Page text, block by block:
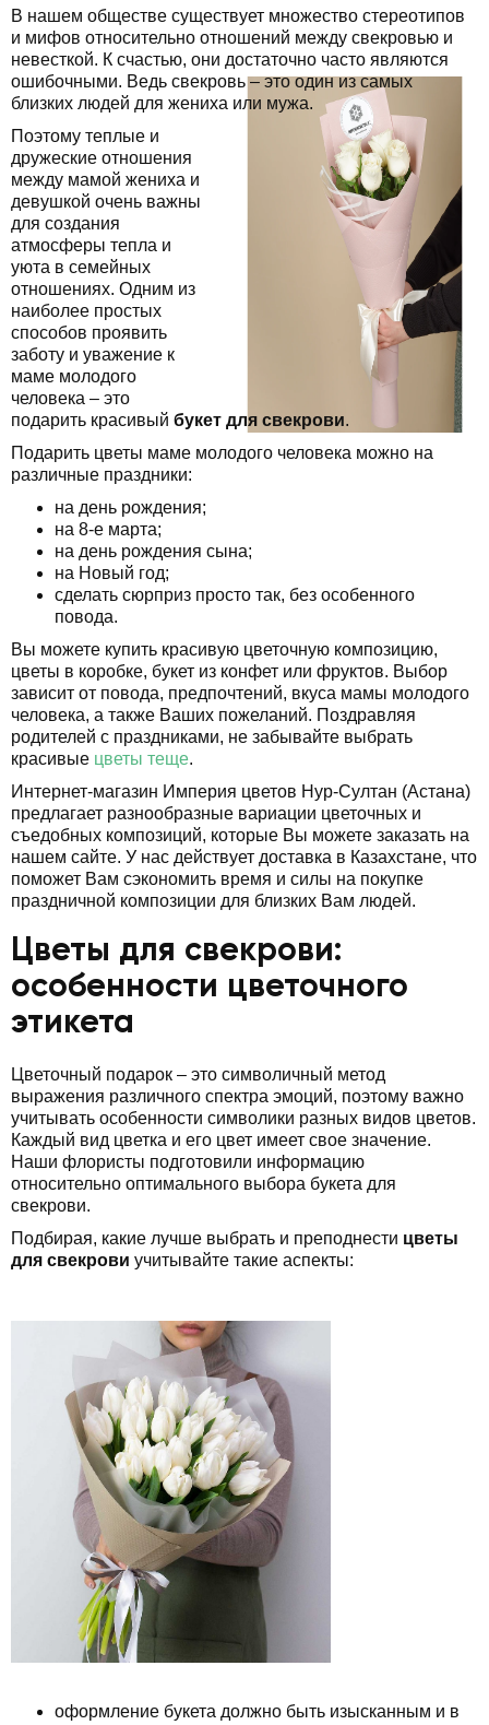
В нашем обществе существует множество стереотипов
и мифов относительно отношений между свекровью и
невесткой. К счастью, они достаточно часто являются
ошибочными. Ведь свекровь – это один из самых
близких людей для жениха или мужа.
Поэтому теплые и
дружеские отношения
между мамой жениха и
девушкой очень важны
для создания
атмосферы тепла и
уюта в семейных
отношениях. Одним из
наиболее простых
способов проявить
заботу и уважение к
маме молодого
человека – это
подарить красивый букет для свекрови.
Подарить цветы маме молодого человека можно на
различные праздники:
на день рождения;
на 8-е марта;
на день рождения сына;
на Новый год;
сделать сюрприз просто так, без особенного
повода.
Вы можете купить красивую цветочную композицию,
цветы в коробке, букет из конфет или фруктов. Выбор
зависит от повода, предпочтений, вкуса мамы молодого
человека, а также Ваших пожеланий. Поздравляя
родителей с праздниками, не забывайте выбрать
красивые цветы теще.
Интернет-магазин Империя цветов Нур-Султан (Астана)
предлагает разнообразные вариации цветочных и
съедобных композиций, которые Вы можете заказать на
нашем сайте. У нас действует доставка в Казахстане, что
поможет Вам сэкономить время и силы на покупке
праздничной композиции для близких Вам людей.
Цветы для свекрови:
особенности цветочного
этикета
Цветочный подарок – это символичный метод
выражения различного спектра эмоций, поэтому важно
учитывать особенности символики разных видов цветов.
Каждый вид цветка и его цвет имеет свое значение.
Наши флористы подготовили информацию
относительно оптимального выбора букета для
свекрови.
Подбирая, какие лучше выбрать и преподнести цветы
для свекрови учитывайте такие аспекты:
оформление букета должно быть изысканным и в